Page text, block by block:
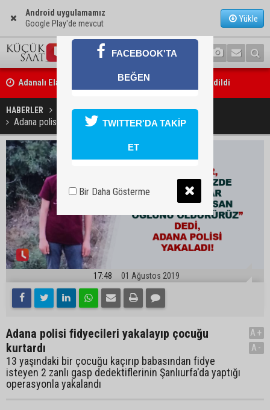
Android uygulamamız
Google Play'de mevcut
Yükle
Adanalı Elanur Ateş, U15 Milli Takım kampına davet edildi
Bakan Gürlek: “Hiçbir orman yangınının faili meçhul kalmasına
edilmeyecek”
HABERLER YAŞAM
Adana polisi fidyecileri yakalayıp çocuğu kurtardı
17:48 01 Ağustos 2019
Adana polisi fidyecileri yakalayıp çocuğu
kurtardı
13 yaşındaki bir çocuğu kaçırıp babasından fidye
isteyen 2 zanlı gasp dedektiflerinin Şanlıurfa'da yaptığı
operasyonla yakalandı
A+
A-
FACEBOOK'TA
BEĞEN
TWITTER'DA TAKİP
ET
Bir Daha Gösterme